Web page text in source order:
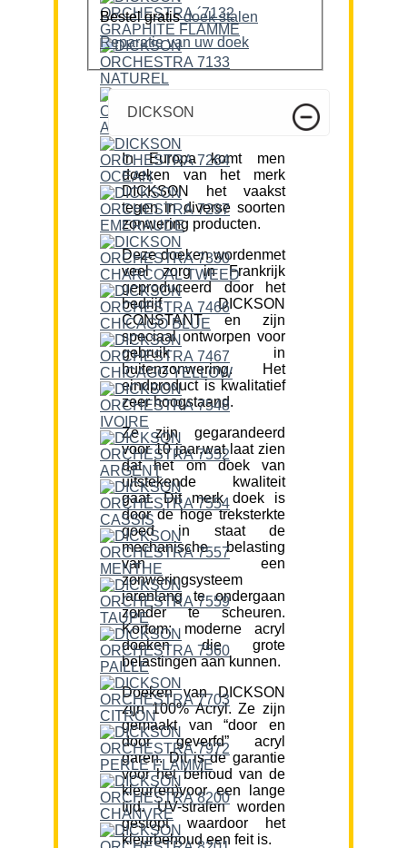
Bestel gratis doek stalen
Reparatie van uw doek
DICKSON
In Europa komt men
doeken van het merk
DICKSON het vaakst
tegen in diverse soorten
zonwering producten.
Deze doeken wordenmet
veel zorg in Frankrijk
geproduceerd door het
bedrijf DICKSON
CONSTANT en zijn
speciaal ontworpen voor
gebruik in
buitenzonwering. Het
eindproduct is kwalitatief
zeer hoogstaand.
Ze zijn gegarandeerd
voor 10 jaar,wat laat zien
dat het om doek van
uitstekende kwaliteit
gaat. Dit merk doek is
door de hoge treksterkte
goed in staat de
mechanische belasting
van een
zonweringsysteem
jarenlang te ondergaan
zonder te scheuren.
Kortom; moderne acryl
doeken die grote
belastingen aan kunnen.
Doeken van DICKSON
zijn 100% Acryl. Ze zijn
gemaakt van “door en
door geverfd” acryl
garen. Dit is de garantie
voor het behoud van de
kleur(en)voor een lange
tijd. UV-stralen worden
gestopt waardoor het
kleurbehoud een feit is.